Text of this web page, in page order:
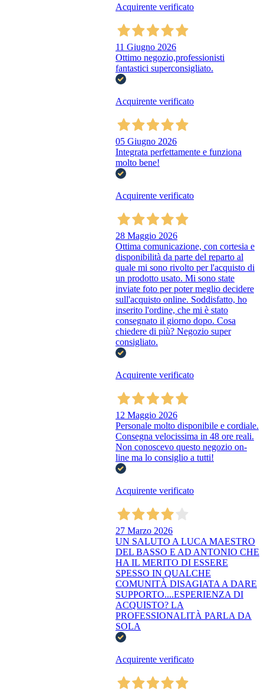
Acquirente verificato
11 Giugno 2026
Ottimo negozio,professionisti
fantastici superconsigliato.
Acquirente verificato
05 Giugno 2026
Integrata perfettamente e funziona
molto bene!
Acquirente verificato
28 Maggio 2026
Ottima comunicazione, con cortesia e
disponibilità da parte del reparto al
quale mi sono rivolto per l'acquisto di
un prodotto usato. Mi sono state
inviate foto per poter meglio decidere
sull'acquisto online. Soddisfatto, ho
inserito l'ordine, che mi è stato
consegnato il giorno dopo. Cosa
chiedere di più? Negozio super
consigliato.
Acquirente verificato
12 Maggio 2026
Personale molto disponibile e cordiale.
Consegna velocissima in 48 ore reali.
Non conoscevo questo negozio on-
line ma lo consiglio a tutti!
Acquirente verificato
27 Marzo 2026
UN SALUTO A LUCA MAESTRO
DEL BASSO E AD ANTONIO CHE
HA IL MERITO DI ESSERE
SPESSO IN QUALCHE
COMUNITÀ DISAGIATA A DARE
SUPPORTO....ESPERIENZA DI
ACQUISTO? LA
PROFESSIONALITÀ PARLA DA
SOLA
Acquirente verificato